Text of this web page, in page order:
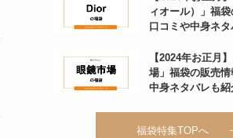
ィオール）」福袋
口コミや中身ネタ
【2024年お正月
場」福袋の販売
中身ネタバレも紹
福袋特集TOPへ